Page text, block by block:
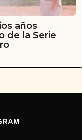
años
de la Serie